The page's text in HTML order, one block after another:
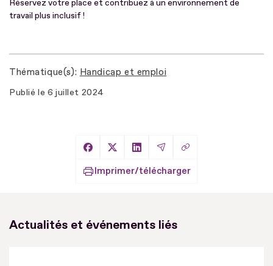
Réservez votre place et contribuez à un environnement de
travail plus inclusif !
Thématique(s) Handicap et emploi
Publié le 6 juillet 2024
Partager sur Facebook
Partager sur X
Partager sur LinkedIn
Partager par Email
Copier le lien
Imprimer/télécharger
Actualités et événements liés